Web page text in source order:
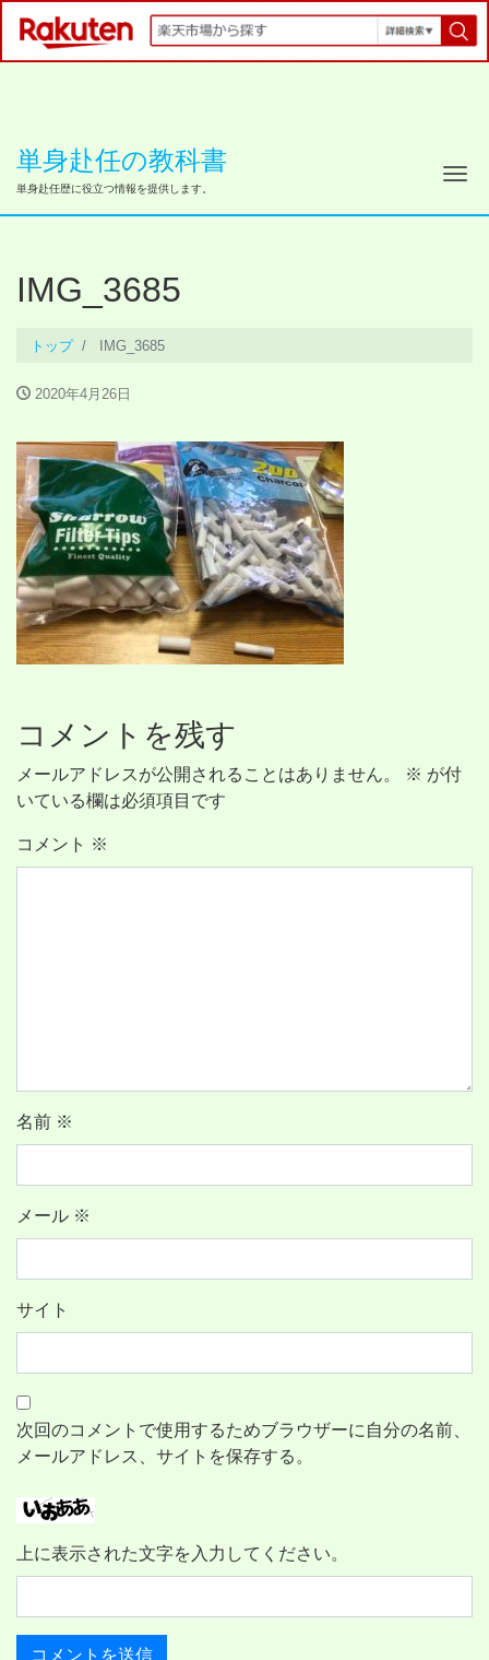
単身赴任の教科書
単身赴任歴に役立つ情報を提供します。 ナ
IMG_3685
トップ IMG_3685
2020年4月26日
コメントを残す
メールアドレスが公開されることはありません。 ※ が付
いている欄は必須項目です
コメント ※
名前 ※
メール ※
サイト
次回のコメントで使用するためブラウザーに自分の名前、
メールアドレス、サイトを保存する。
上に表示された文字を入力してください。